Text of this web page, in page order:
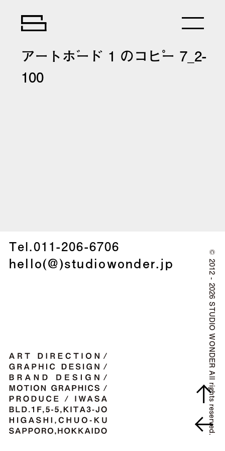
アートボード 1 のコピー 7_2-
100
Tel.011-206-6706
hello(@)studiowonder.jp
©
2012 - 2026 STUDIO WONDER All rights reserved.